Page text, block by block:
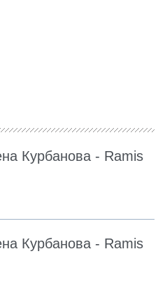
Курбанова - Ramis
Курбанова - Ramis